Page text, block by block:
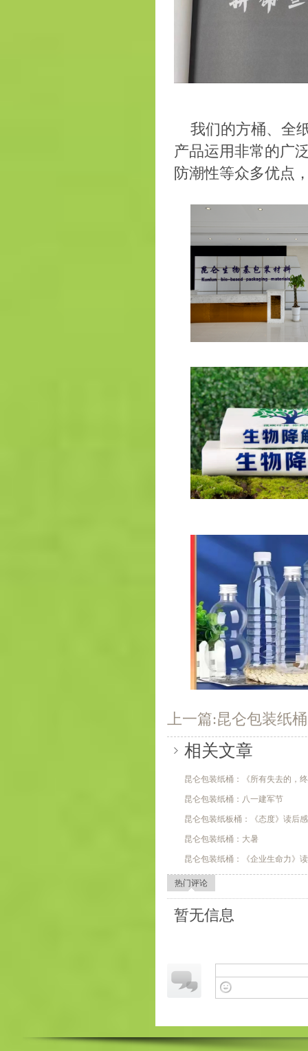
我们的方桶、全
产品运用非常的广
防潮性等众多优点
上一篇:昆仑包装纸
相关文章
昆仑包装纸桶：《所有失去的，
昆仑包装纸桶：八一建军节
昆仑包装纸板桶：《态度》读后感
昆仑包装纸桶：大暑
昆仑包装纸桶：《企业生命力》
热门评论
暂无信息